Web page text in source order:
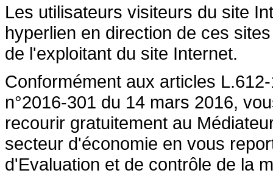
Les utilisateurs visiteurs du site
hyperlien en direction de ces
de l'exploitant du site Internet.
Conformément aux articles
n°2016-301 du 14 mars 2016,
recourir gratuitement au
secteur d'économie en vous
d'Evaluation et de contrôle de la